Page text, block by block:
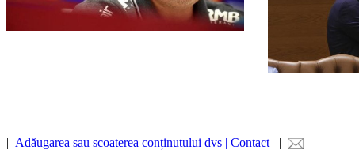
| Adăugarea sau scoaterea conținutului dvs | Contact |